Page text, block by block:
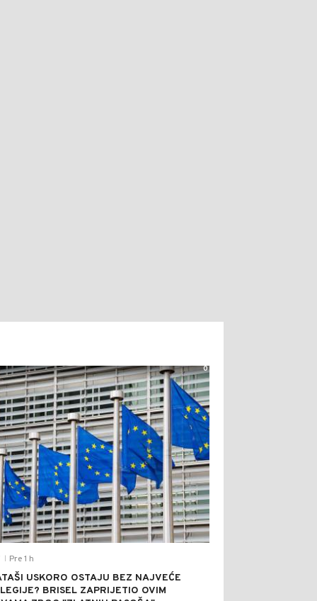
Pre 1 h
USKORO OSTAJU BEZ NAJVEĆE
BRISEL ZAPRIJETIO OVIM
0